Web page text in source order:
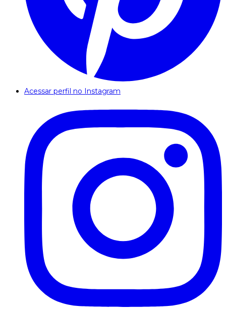
Acessar perfil no Instagram